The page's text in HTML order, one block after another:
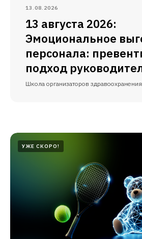
13.08.2026
13 августа 2026:
Эмоциональное
персонала:
подход
Школа организаторов здравоохранения
УЖЕ СКОРО!